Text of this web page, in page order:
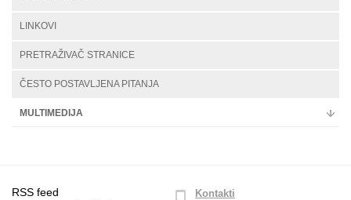
LINKOVI
PRETRAŽIVAČ STRANICE
ČESTO POSTAVLJENA PITANJA
MULTIMEDIJA
RSS feed
Kontakti